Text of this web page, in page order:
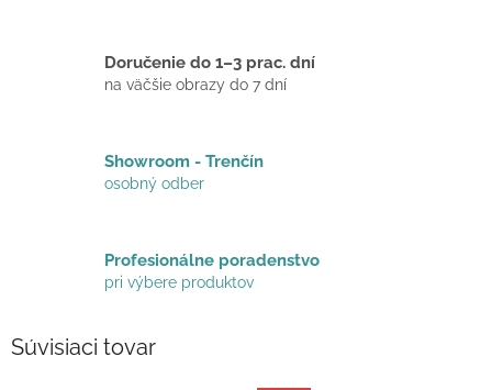
Doručenie do 1–3 prac. dní
na väčšie obrazy do 7 dní
Showroom - Trenčín
osobný odber
Profesionálne poradenstvo
pri výbere produktov
Súvisiaci tovar